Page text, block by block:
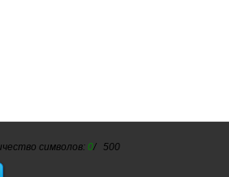
символов: 0/ 500